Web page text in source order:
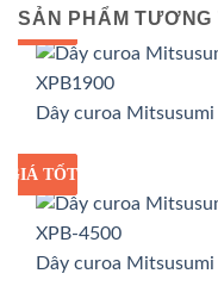
SẢN PHẨM TƯƠNG
GIÁ SỈ
GIÁ TỐT
Dây curoa
GIÁ SỈ
GIÁ TỐT
Dây curoa